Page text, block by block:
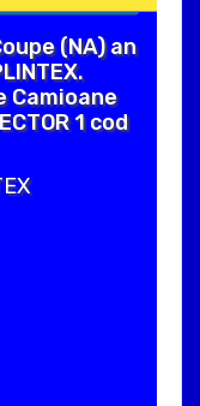
(NA) an
Camioane
1 cod